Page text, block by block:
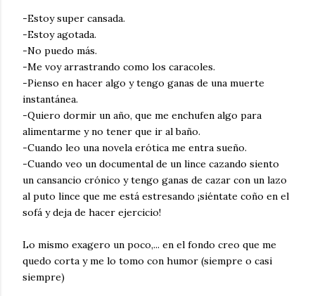
-Estoy super cansada.
-Estoy agotada.
-No puedo más.
-Me voy arrastrando como los caracoles.
-Pienso en hacer algo y tengo ganas de una muerte
instantánea.
-Quiero dormir un año, que me enchufen algo para
alimentarme y no tener que ir al baño.
-Cuando leo una novela erótica me entra sueño.
-Cuando veo un documental de un lince cazando siento
un cansancio crónico y tengo ganas de cazar con un lazo
al puto lince que me está estresando ¡siéntate coño en el
sofá y deja de hacer ejercicio!
Lo mismo exagero un poco,... en el fondo creo que me
quedo corta y me lo tomo con humor (siempre o casi
siempre)